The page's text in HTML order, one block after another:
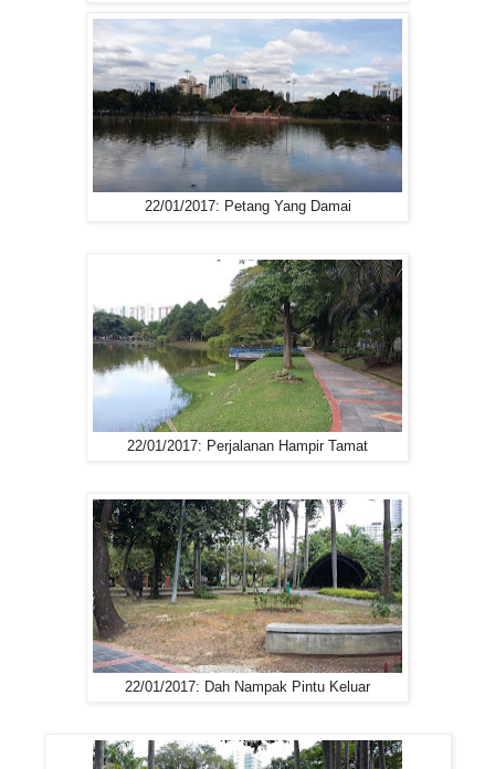
22/01/2017: Petang Yang Damai
22/01/2017: Perjalanan Hampir Tamat
22/01/2017: Dah Nampak Pintu Keluar